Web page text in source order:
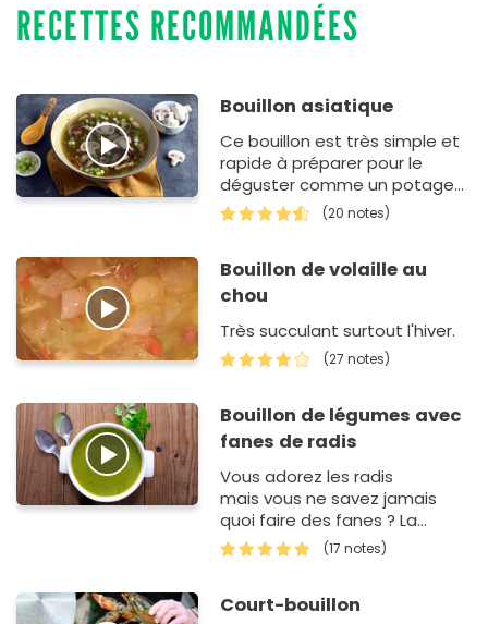
RECETTES RECOMMANDÉES
Bouillon asiatique
Ce bouillon est très simple et
rapide à préparer pour le
déguster comme un potage
après les fêtes ou bien l'utiliser
comme…
(20 notes)
Bouillon de volaille au
chou
Très succulant surtout l'hiver.
(27 notes)
Bouillon de légumes avec
fanes de radis
Vous adorez les radis
mais vous ne savez jamais
quoi faire des fanes ? La
facilité déconcertante de
ce bouillon va vous
(17 notes)
Court-bouillon